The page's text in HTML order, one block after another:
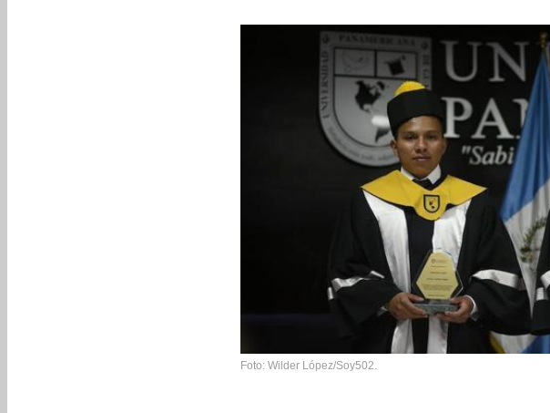
Foto: Wilder López/Soy502.